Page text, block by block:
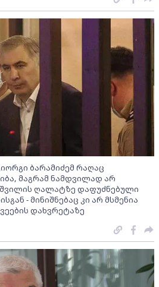
ბარამიძემ რაღაც
მაგრამ ნამდვილად არ
ღალატზე დაფუძნებული
- მინიშნებაც კი არ მსმენია
დახვრეტაზე